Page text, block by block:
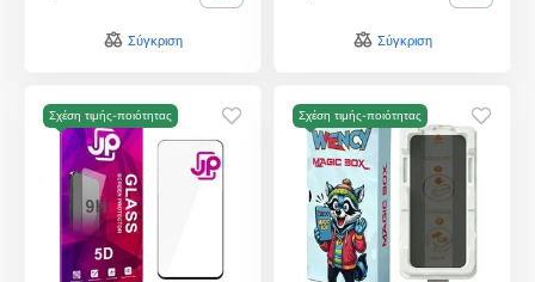
Σύγκριση Σύγκριση
Σχέση τιμής-ποιότητας Σχέση τιμής-ποιότητας